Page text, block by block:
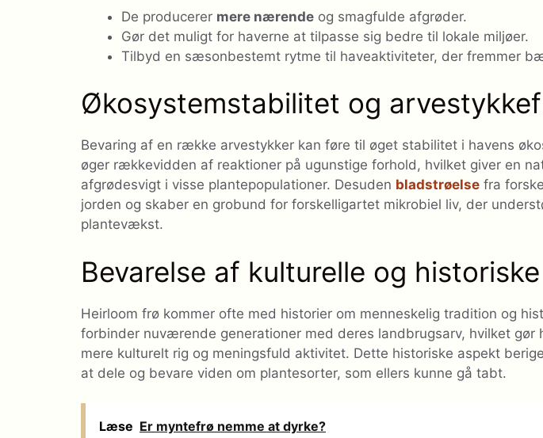
De producerer mere nærende og smagfulde afgrøder.
Gør det muligt for haverne at tilpasse sig bedre til lokale miljøer.
Tilbyd en sæsonbestemt rytme til haveaktiviteter, der fremmer
Økosystemstabilitet og
Bevaring af en række arvestykker kan føre til øget stabilitet i havens
øger rækkevidden af ​​reaktioner på ugunstige forhold, hvilket giver en
afgrødesvigt i visse plantepopulationer. Desuden bladstrøelse fra
jorden og skaber en grobund for forskelligartet mikrobiel liv, der
plantevækst.
Bevarelse af kulturelle og
Heirloom frø kommer ofte med historier om menneskelig tradition og
forbinder nuværende generationer med deres landbrugsarv, hvilket gør
mere kulturelt rig og meningsfuld aktivitet. Dette historiske aspekt
at dele og bevare viden om plantesorter, som ellers kunne gå tabt.
Læse Er myntefrø nemme at dyrke?